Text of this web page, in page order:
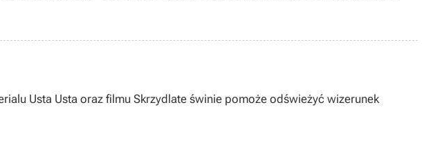
Usta Usta oraz filmu Skrzydlate świnie pomoże odświeżyć wizerunek